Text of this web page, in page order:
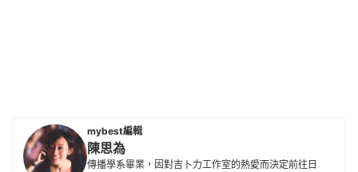
mybest編輯
陳思為
傳播學系畢業，因對吉卜力工作室的熱愛而決定前往日